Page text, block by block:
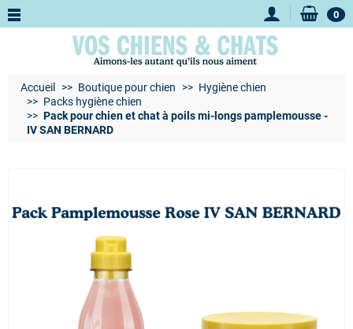
0
Accueil Boutique pour chien
Hygiène chien
Packs hygiène chien
Pack pour chien et chat à poils mi-longs pamplemousse -
IV SAN BERNARD